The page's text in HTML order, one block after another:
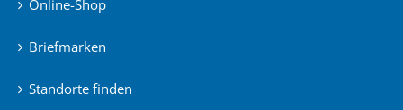
Online-Shop
Briefmarken
Standorte finden